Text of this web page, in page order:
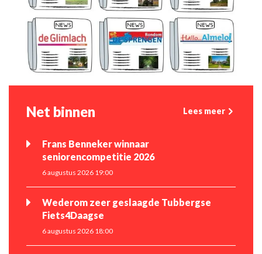
Net binnen Lees meer
Frans Benneker winnaar
seniorencompetitie 2026
6 augustus 2026 19:00
Wederom zeer geslaagde Tubbergse
Fiets4Daagse
6 augustus 2026 18:00